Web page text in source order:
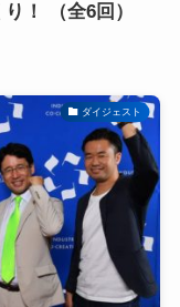
！ （全6回）
ダイジェスト